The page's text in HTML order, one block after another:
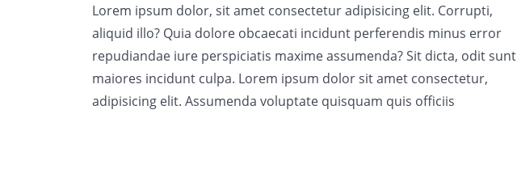
Lorem ipsum dolor, sit amet consectetur adipisicing elit. Corrupti,
aliquid illo? Quia dolore obcaecati incidunt perferendis minus error
repudiandae iure perspiciatis maxime assumenda? Sit dicta, odit sunt
maiores incidunt culpa. Lorem ipsum dolor sit amet consectetur,
adipisicing elit. Assumenda voluptate quisquam quis officiis